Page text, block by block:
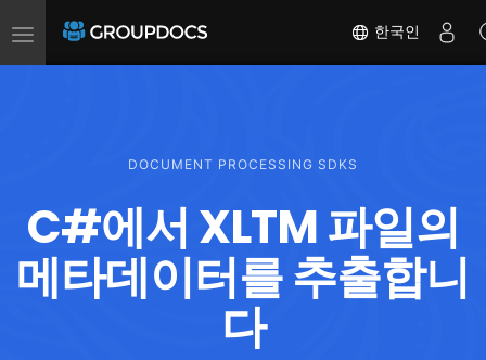
Toggle
navigation
한국인
DOCUMENT PROCESSING SDKS
C#에서 XLTM 파일의
메타데이터를 추출합니
다